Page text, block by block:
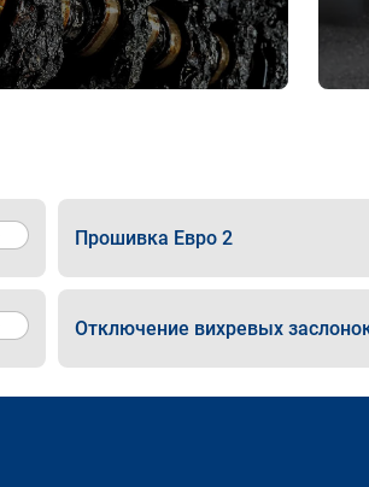
Прошивка Евро 2
Отключение вихревых